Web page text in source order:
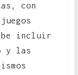
con
incluir
y las